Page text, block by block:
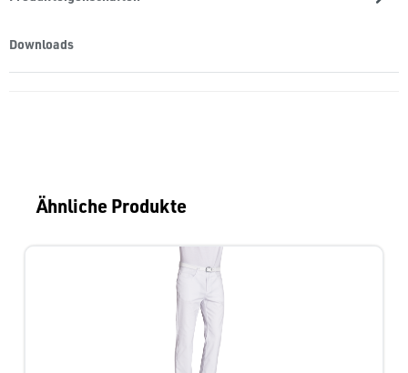
Downloads
Produktgalerie überspringen
Ähnliche Produkte